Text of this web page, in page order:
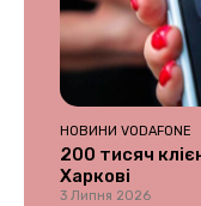
НОВИНИ VODAFONE
200 тисяч
Харкові
3 Липня 2026